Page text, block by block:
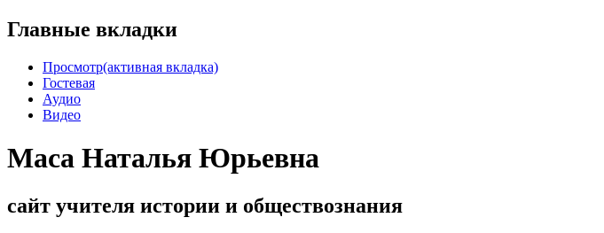
Главные вкладки
Просмотр(активная вкладка)
Гостевая
Аудио
Видео
Маса Наталья Юрьевна
сайт учителя истории и обществознания